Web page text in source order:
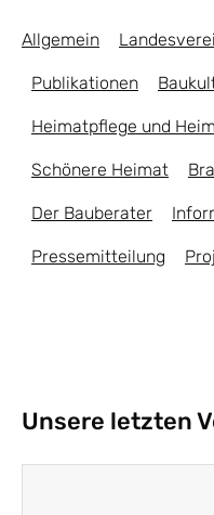
Allgemein
Publikationen
Heimatpflege und
Schönere Heimat
Der Bauberater
Pressemitteilung
Unsere letzten